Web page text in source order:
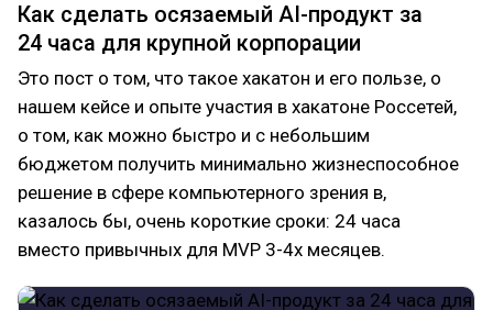
Как сделать осязаемый AI-продукт за
24 часа для крупной корпорации
Это пост о том, что такое хакатон и его пользе, о
нашем кейсе и опыте участия в хакатоне Россетей,
о том, как можно быстро и с небольшим
бюджетом получить минимально жизнеспособное
решение в сфере компьютерного зрения в,
казалось бы, очень короткие сроки: 24 часа
вместо привычных для MVP 3-4х месяцев.